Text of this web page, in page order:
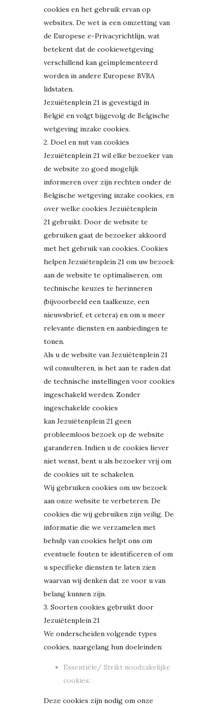
cookies en het gebruik ervan op
websites. De wet is een omzetting van
de Europese e-Privacyrichtlijn, wat
betekent dat de cookiewetgeving
verschillend kan geïmplementeerd
worden in andere Europese BVBA
lidstaten.
Jezuiëtenplein 21 is gevestigd in
België en volgt bijgevolg de Belgische
wetgeving inzake cookies.
2. Doel en nut van cookies
Jezuiëtenplein 21 wil elke bezoeker van
de website zo goed mogelijk
informeren over zijn rechten onder de
Belgische wetgeving inzake cookies, en
over welke cookies Jezuiëtenplein
21 gebruikt. Door de website te
gebruiken gaat de bezoeker akkoord
met het gebruik van cookies. Cookies
helpen Jezuiëtenplein 21 om uw bezoek
aan de website te optimaliseren, om
technische keuzes te herinneren
(bijvoorbeeld een taalkeuze, een
nieuwsbrief, et cetera) en om u meer
relevante diensten en aanbiedingen te
tonen.
Als u de website van Jezuiëtenplein 21
wil consulteren, is het aan te raden dat
de technische instellingen voor cookies
ingeschakeld werden. Zonder
ingeschakelde cookies
kan Jezuiëtenplein 21 geen
probleemloos bezoek op de website
garanderen. Indien u de cookies liever
niet wenst, bent u als bezoeker vrij om
de cookies uit te schakelen.
Wij gebruiken cookies om uw bezoek
aan onze website te verbeteren. De
cookies die wij gebruiken zijn veilig. De
informatie die we verzamelen met
behulp van cookies helpt ons om
eventuele fouten te identificeren of om
u specifieke diensten te laten zien
waarvan wij denken dat ze voor u van
belang kunnen zijn.
3. Soorten cookies gebruikt door
Jezuiëtenplein 21
We onderscheiden volgende types
cookies, naargelang hun doeleinden:
Essentiële/ Strikt noodzakelijke
cookies:
Deze cookies zijn nodig om onze